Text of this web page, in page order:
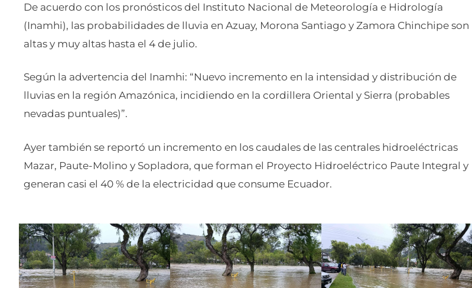
De acuerdo con los pronósticos del Instituto Nacional de Meteorología e Hidrología
(Inamhi), las probabilidades de lluvia en Azuay, Morona Santiago y Zamora Chinchipe son
altas y muy altas hasta el 4 de julio.
Según la advertencia del Inamhi: “Nuevo incremento en la intensidad y distribución de
lluvias en la región Amazónica, incidiendo en la cordillera Oriental y Sierra (probables
nevadas puntuales)”.
Ayer también se reportó un incremento en los caudales de las centrales hidroeléctricas
Mazar, Paute-Molino y Sopladora, que forman el Proyecto Hidroeléctrico Paute Integral y
generan casi el 40 % de la electricidad que consume Ecuador.